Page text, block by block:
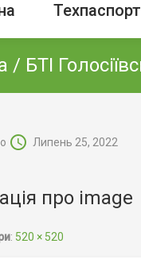
Техпаспорт
/ БТІ
Липень 25, 2022
про image
: 520 × 520